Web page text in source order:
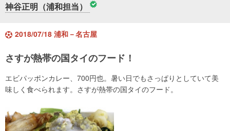
神谷正明（浦和担当）
2018/07/18 浦和－名古屋
さすが熱帯の国タイのフード！
エビパッポンカレー、700円也。暑い日でもさっぱりとしていて美
味しく食べられます。さすが熱帯の国タイのフード。